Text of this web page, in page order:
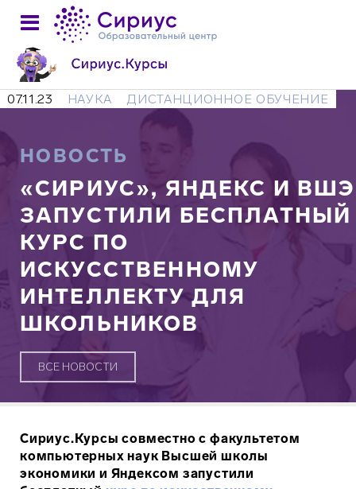
07.11.23 НАУКА ДИСТАНЦИОННОЕ ОБУЧЕНИЕ
НОВОСТЬ
«СИРИУС», ЯНДЕКС И ВШЭ
ЗАПУСТИЛИ БЕСПЛАТНЫЙ
КУРС ПО
ИСКУССТВЕННОМУ
ИНТЕЛЛЕКТУ ДЛЯ
ШКОЛЬНИКОВ
ВСЕ НОВОСТИ
Сириус.Курсы совместно с факультетом
компьютерных наук Высшей школы
экономики и Яндексом запустили